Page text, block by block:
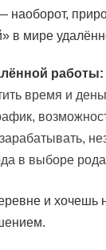
в мире
работы:
время и
в выборе
и хочешь